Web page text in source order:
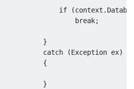
if (context .
break;
}
catch
(Exception ex)
{
}